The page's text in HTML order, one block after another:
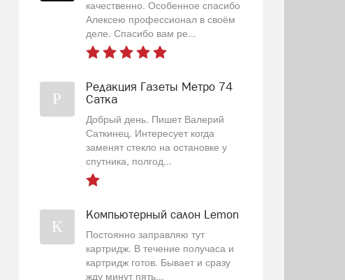
качественно. Особенное спасибо
Алексею профессионал в своём
деле. Спасибо вам ре...
Р
Редакция Газеты Метро 74
Сатка
Добрый день. Пишет Валерий
Саткинец. Интересует когда
заменят стекло на остановке у
спутника, полгод...
К
Компьютерный салон Lemon
Постоянно заправляю тут
картридж. В течение получаса и
картридж готов. Бывает и сразу
жду минут пять...